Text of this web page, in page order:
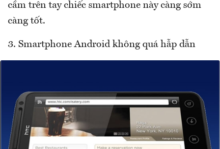
cầm trên tay chiếc smartphone này càng sớm
càng tốt.
3. Smartphone Android không quá hẫp dẫn